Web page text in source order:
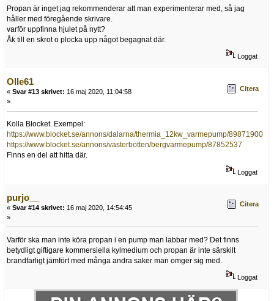
Propan är inget jag rekommenderar att man experimenterar med, så jag
håller med föregående skrivare.
varför uppfinna hjulet på nytt?
Åk till en skrot o plocka upp något begagnat där.
Loggat
Olle61
« Svar #13 skrivet: 16 maj 2020, 11:04:58
»
Citera
Kolla Blocket. Exempel:
https://www.blocket.se/annons/dalarna/thermia_12kw_varmepump/89871900
https://www.blocket.se/annons/vasterbotten/bergvarmepump/87852537
Finns en del att hitta där.
Loggat
purjo__
« Svar #14 skrivet: 16 maj 2020, 14:54:45
»
Citera
Varför ska man inte köra propan i en pump man labbar med? Det finns
betydligt giftigare kommersiella kylmedium och propan är inte särskilt
brandfarligt jämfört med många andra saker man omger sig med.
Loggat